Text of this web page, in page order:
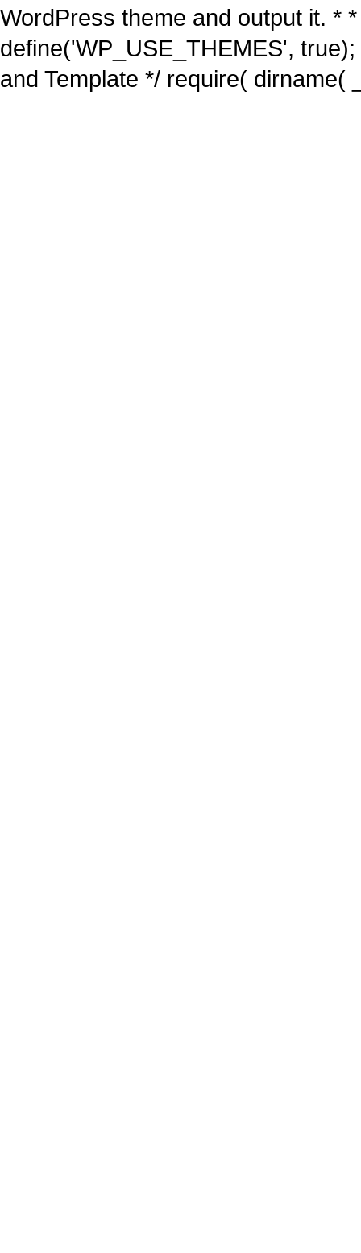
WordPress theme and output it. *
define('WP_USE_THEMES',
and Template */ require( dirname(